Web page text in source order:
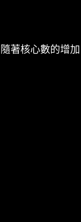
隨著核心數的增